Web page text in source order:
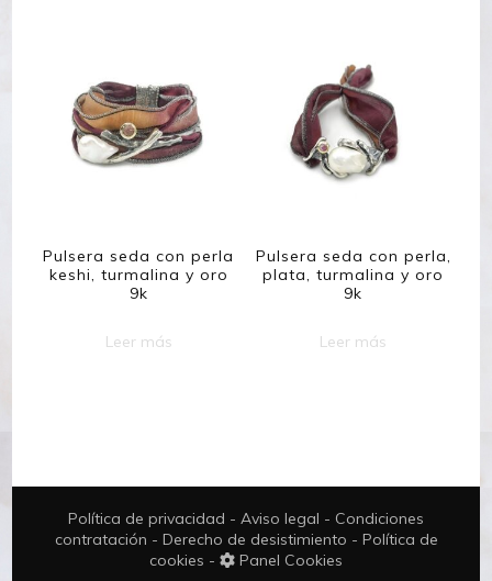
Pulsera seda con perla
keshi, turmalina y oro
9k
Leer más
Pulsera seda con perla,
plata, turmalina y oro
9k
Leer más
Política de privacidad - Aviso legal - Condiciones
contratación - Derecho de desistimiento - Política de
cookies - Panel Cookies